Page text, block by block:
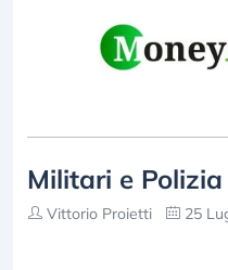
Militari e
Vittorio Proietti 25